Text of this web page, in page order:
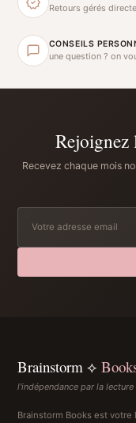
Retours gérés
CONSEILS
une question ? on
Rejoignez
Recevez chaque mois
Brainstorm ⟡
l'indépendance par la lecture
Brainstorm Books est